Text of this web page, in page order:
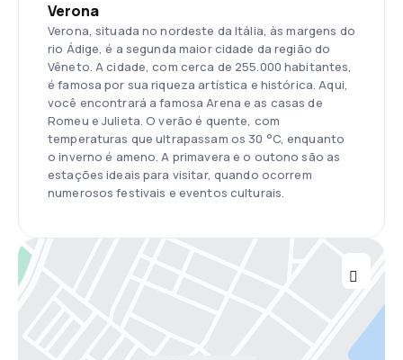
Verona
Verona, situada no nordeste da Itália, às margens do
rio Ádige, é a segunda maior cidade da região do
Vêneto. A cidade, com cerca de 255.000 habitantes,
é famosa por sua riqueza artística e histórica. Aqui,
você encontrará a famosa Arena e as casas de
Romeu e Julieta. O verão é quente, com
temperaturas que ultrapassam os 30 °C, enquanto
o inverno é ameno. A primavera e o outono são as
estações ideais para visitar, quando ocorrem
numerosos festivais e eventos culturais.